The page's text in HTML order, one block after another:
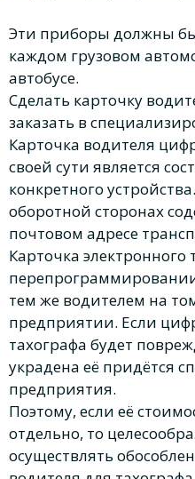
Эти приборы должны
каждом грузовом
автобусе.
Сделать карточку
заказать в
Карточка водителя
своей сути является
конкретного
оборотной сторонах
почтовом адресе
Карточка электронного
тем же водителем на
предприятии. Если
тахографа будет
украдена её придётся
предприятия.
Поэтому, если её
отдельно, то
осуществлять